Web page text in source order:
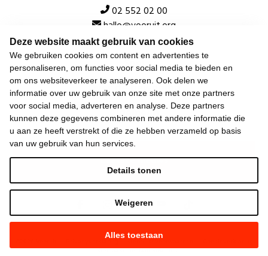
Deze website maakt gebruik van cookies
We gebruiken cookies om content en advertenties te
personaliseren, om functies voor social media te bieden en
om ons websiteverkeer te analyseren. Ook delen we
informatie over uw gebruik van onze site met onze partners
voor social media, adverteren en analyse. Deze partners
kunnen deze gegevens combineren met andere informatie die
u aan ze heeft verstrekt of die ze hebben verzameld op basis
van uw gebruik van hun services.
Alles toestaan
Weigeren
Details tonen
02 552 02 00
hallo@vooruit.org
Snel
Over de beweging
Algemeen
Laatste nieuws
—Gemaakt met NationBuilder